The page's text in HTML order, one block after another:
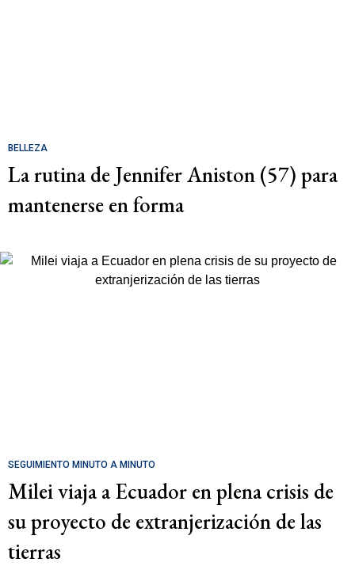
BELLEZA
La rutina de Jennifer Aniston (57) para
mantenerse en forma
SEGUIMIENTO MINUTO A MINUTO
Milei viaja a Ecuador en plena crisis de
su proyecto de extranjerización de las
tierras